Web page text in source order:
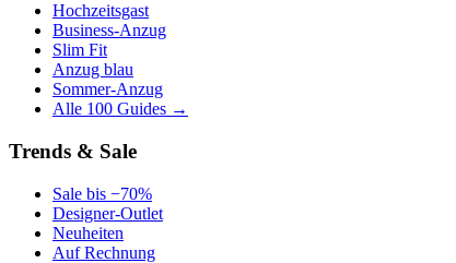
Hochzeitsgast
Business-Anzug
Slim Fit
Anzug blau
Sommer-Anzug
Alle 100 Guides →
Trends & Sale
Sale bis −70%
Designer-Outlet
Neuheiten
Auf Rechnung